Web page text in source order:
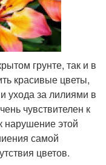
грунте, так и в
красивые цветы,
ухода за лилиями в
чувствителен к
нарушение этой
самой
цветов.